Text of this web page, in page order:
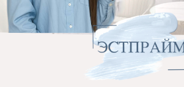
Препараты для косметолога и расходные
материалы
ПРОФЕССИОНАЛЬНАЯ
КОСМЕТИКА